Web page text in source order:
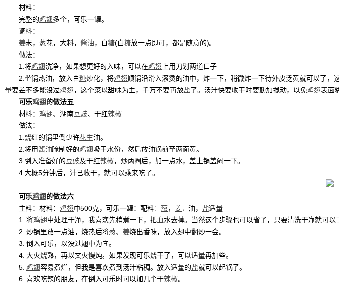
材料：
完整的鸡翅多个，可乐一罐。
调料：
姜末， 葱花，大料， 酱油， 白糖(白糖放一点即可，都是随意的)。
做法：
1.将鸡翅洗净，如果想更好的入味，可以在鸡翅 上用刀划两道口子
2.坐锅热油，放入白糖炒化，将鸡翅顺锅沿滑入滚烫的油中，炸一下，稍微炸一下待外皮泛黄就可以了，
量要差不多能没过鸡翅 ，这个菜以甜味为主，千万不要再放盐了。汤汁快要收干时要勤加搅动，以免鸡翅表面
可乐鸡翅的做法五
材料： 鸡翅、湖南豆豉、干红辣椒
做法：
1.烧红的锅里倒少许花生油。
2.将用酱油腌制好的鸡翅吸干水份，然后放油锅煎至两面黄。
3.倒入准备好的豆豉及干红辣椒，炒两圈后，加一点水，盖上锅盖闷一下。
4.大概5分钟后，汁已收干，就可以乘来吃了。
可乐鸡翅的做法六
主料：材料： 鸡翅中500克，可乐一罐：配料： 葱， 姜，油， 盐适量
1. 将鸡翅中处理干净，我喜欢先稍煮一下，把血水去掉。当然这个步骤也可以省了，只要清洗干净就可以
2. 炒锅里放一点油，烧热后将葱、 姜烧出香味，放入翅中翻炒一会。
3. 倒入可乐，以没过翅中为宜。
4. 大火烧熟，再以文火慢炖。如果发现可乐烧干了，可以适量再加些。
5. 鸡翅容易煮烂，但我是喜欢煮到汤汁粘稠。放入适量的盐就可以起锅了。
6. 喜欢吃辣的朋友，在倒入可乐时可以加几个干辣椒。